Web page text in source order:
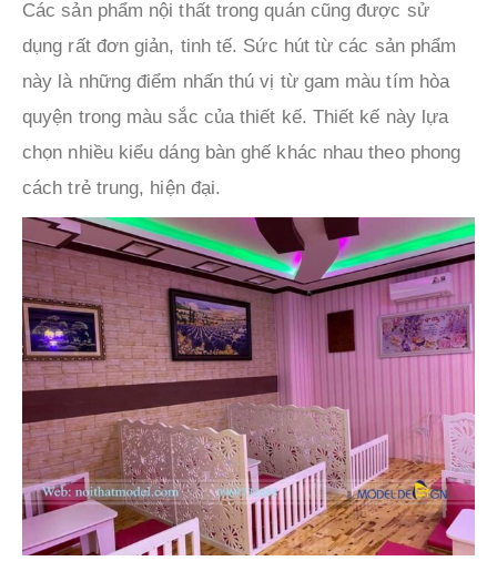
Các sản phẩm nội thất trong quán cũng được sử
dụng rất đơn giản, tinh tế. Sức hút từ các sản phẩm
này là những điểm nhấn thú vị từ gam màu tím hòa
quyện trong màu sắc của thiết kế. Thiết kế này lựa
chọn nhiều kiểu dáng bàn ghế khác nhau theo phong
cách trẻ trung, hiện đại.